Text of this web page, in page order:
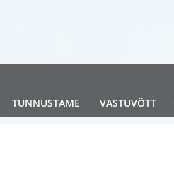
TUNNUSTAME VASTUVÕTT